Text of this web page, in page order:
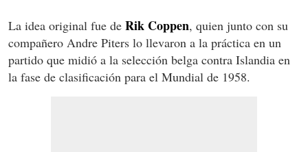
La idea original fue de Rik Coppen, quien junto con su
compañero Andre Piters lo llevaron a la práctica en un
partido que midió a la selección belga contra Islandia en
la fase de clasificación para el Mundial de 1958.